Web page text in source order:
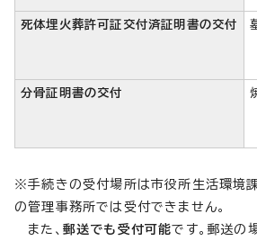
死体埋火葬許可証交付済証明書の交付
分骨証明書の交付
※手続きの受付場所は市役所生活環境
の管理事務所では受付できません。
また、 郵送でも受付可能です。郵送の